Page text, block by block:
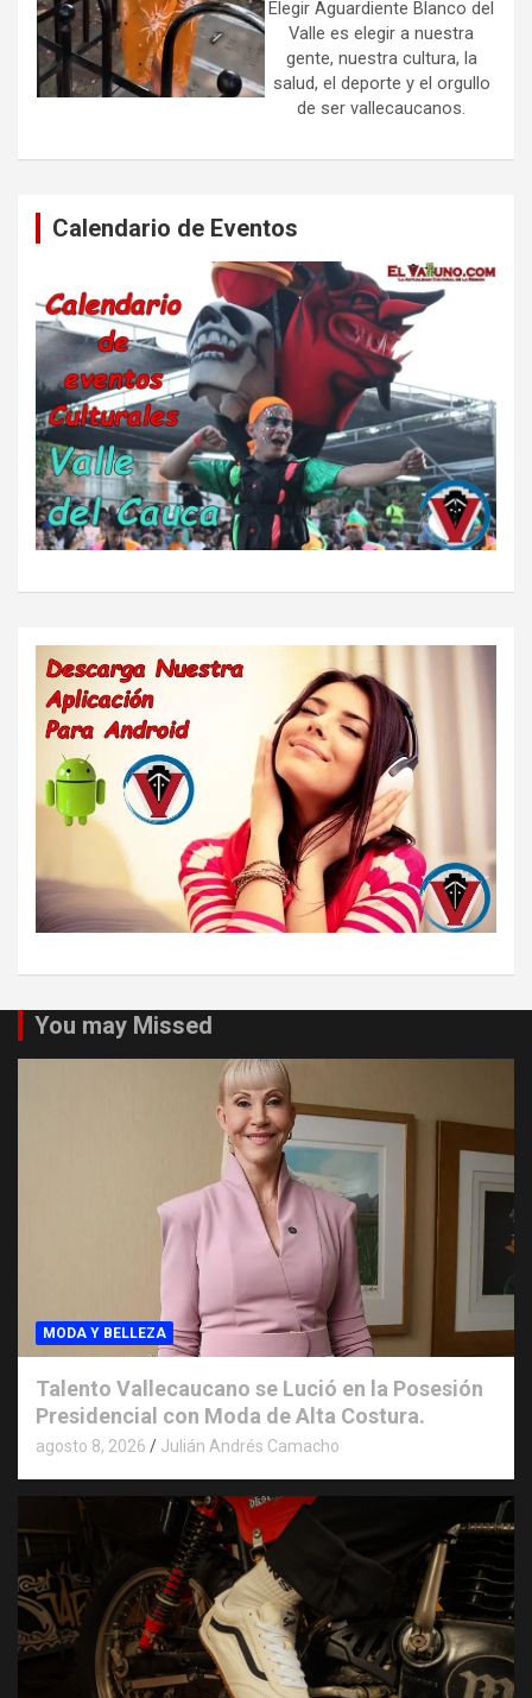
Elegir Aguardiente Blanco del
Valle es elegir a nuestra
gente, nuestra cultura, la
salud, el deporte y el orgullo
de ser vallecaucanos.
Calendario de Eventos
You may Missed
MODA Y BELLEZA
Talento Vallecaucano se Lució en la Posesión
Presidencial con Moda de Alta Costura.
agosto 8, 2026 Julián Andrés Camacho